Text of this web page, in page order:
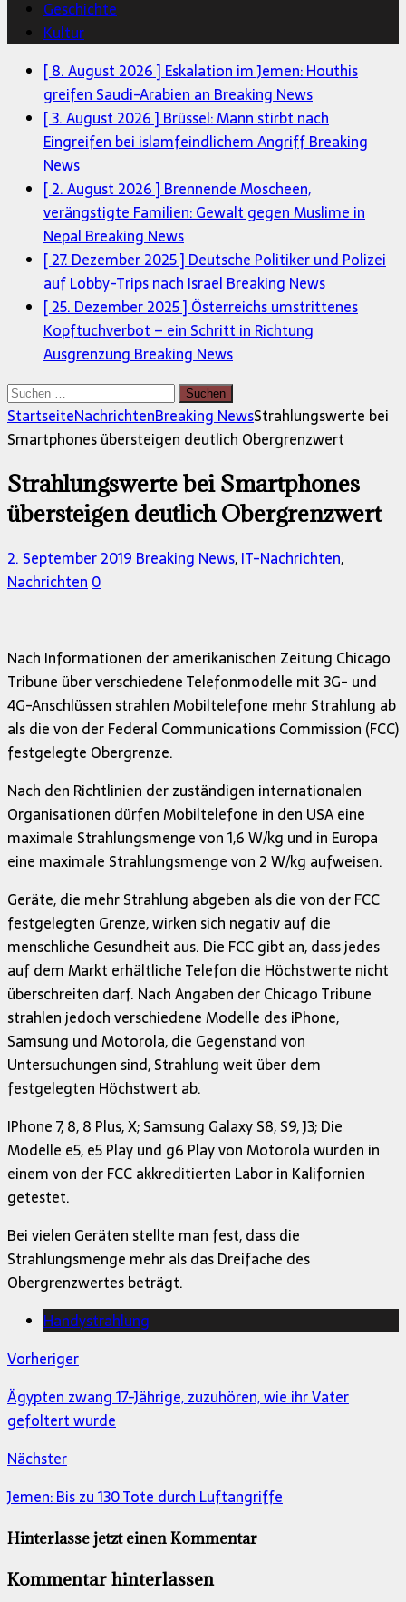
Geschichte
Kultur
[ 8. August 2026 ] Eskalation im Jemen: Houthis
greifen Saudi-Arabien an Breaking News
[ 3. August 2026 ] Brüssel: Mann stirbt nach
Eingreifen bei islamfeindlichem AngriffBreaking
News
[ 2. August 2026 ] Brennende Moscheen,
verängstigte Familien: Gewalt gegen Muslime in
Nepal Breaking News
[ 27. Dezember 2025 ] Deutsche Politiker und Polizei
auf Lobby-Trips nach Israel Breaking News
[ 25. Dezember 2025 ] Österreichs umstrittenes
Kopftuchverbot – ein Schritt in Richtung
Ausgrenzung Breaking News
Suchen
nach:
StartseiteNachrichtenBreaking NewsStrahlungswerte bei
Smartphones übersteigen deutlich Obergrenzwert
Strahlungswerte bei Smartphones
übersteigen deutlich Obergrenzwert
2. September 2019Breaking News,IT-Nachrichten,
Nachrichten0
Nach Informationen der amerikanischen Zeitung Chicago
Tribune über verschiedene Telefonmodelle mit 3G- und
4G-Anschlüssen strahlen Mobiltelefone mehr Strahlung ab
als die von der Federal Communications Commission (FCC)
festgelegte Obergrenze.
Nach den Richtlinien der zuständigen internationalen
Organisationen dürfen Mobiltelefone in den USA eine
maximale Strahlungsmenge von 1,6 W/kg und in Europa
eine maximale Strahlungsmenge von 2 W/kg aufweisen.
Geräte, die mehr Strahlung abgeben als die von der FCC
festgelegten Grenze, wirken sich negativ auf die
menschliche Gesundheit aus. Die FCC gibt an, dass jedes
auf dem Markt erhältliche Telefon die Höchstwerte nicht
überschreiten darf. Nach Angaben der Chicago Tribune
strahlen jedoch verschiedene Modelle des iPhone,
Samsung und Motorola, die Gegenstand von
Untersuchungen sind, Strahlung weit über dem
festgelegten Höchstwert ab.
IPhone 7, 8, 8 Plus, X; Samsung Galaxy S8, S9, J3; Die
Modelle e5, e5 Play und g6 Play von Motorola wurden in
einem von der FCC akkreditierten Labor in Kalifornien
getestet.
Bei vielen Geräten stellte man fest, dass die
Strahlungsmenge mehr als das Dreifache des
Obergrenzwertes beträgt.
Handystrahlung
Vorheriger
Ägypten zwang 17-Jährige, zuzuhören, wie ihr Vater
gefoltert wurde
Nächster
Jemen: Bis zu 130 Tote durch Luftangriffe
Hinterlasse jetzt einen Kommentar
Kommentar hinterlassen